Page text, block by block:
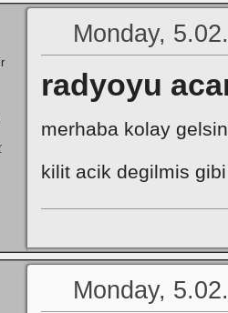
Monday,
radyoyu
merhaba kolay
kilit acik degilmis
Monday,